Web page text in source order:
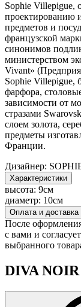
Sophie Villepigue,
проектированию
предметов и
французской
синонимов
министерством
Vivant»
Sophie Villepigue,
фарфора,
зависимости от
стразами
слоем золота,
предметы
Франции.
Дизайнер:
Характеристики
высота: 9см
диаметр: 10см
Оплата и доставка
После
с вами и
выбранного
DIVA NOIR